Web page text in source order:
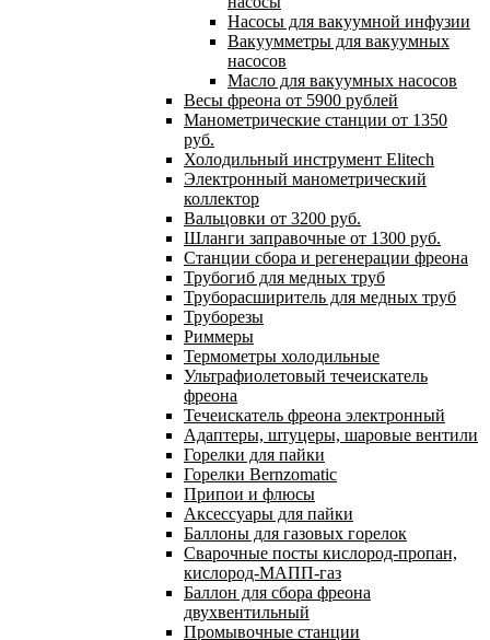
Насосы для вакуумной инфузии
Вакуумметры для вакуумных
насосов
Масло для вакуумных насосов
Весы фреона от 5900 рублей
Манометрические станции от 1350
руб.
Холодильный инструмент Elitech
Электронный манометрический
коллектор
Вальцовки от 3200 руб.
Шланги заправочные от 1300 руб.
Станции сбора и регенерации фреона
Трубогиб для медных труб
Труборасширитель для медных труб
Труборезы
Риммеры
Термометры холодильные
Ультрафиолетовый течеискатель
фреона
Течеискатель фреона электронный
Адаптеры, штуцеры, шаровые вентили
Горелки для пайки
Горелки Bernzomatic
Припои и флюсы
Аксессуары для пайки
Баллоны для газовых горелок
Сварочные посты кислород-пропан,
кислород-МАПП-газ
Баллон для сбора фреона
двухвентильный
Промывочные станции